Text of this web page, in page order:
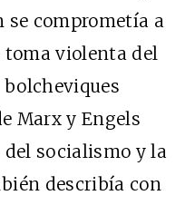
se comprometía a
violenta del
Marx y Engels
socialismo y la
describía con